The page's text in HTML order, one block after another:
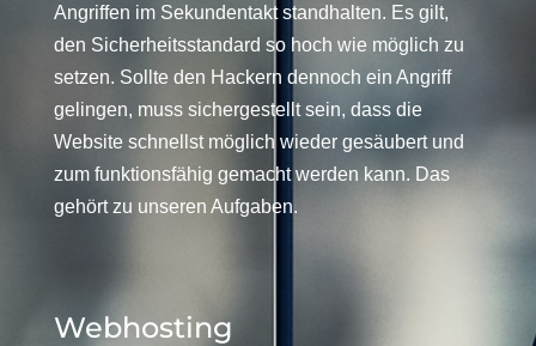
Angriffen im Sekundentakt standhalten. Es gilt,
den Sicherheitsstandard so hoch wie möglich zu
setzen. Sollte den Hackern dennoch ein Angriff
gelingen, muss sichergestellt sein, dass die
Website schnellst möglich wieder gesäubert und
zum funktionsfähig gemacht werden kann. Das
gehört zu unseren Aufgaben.
Webhosting